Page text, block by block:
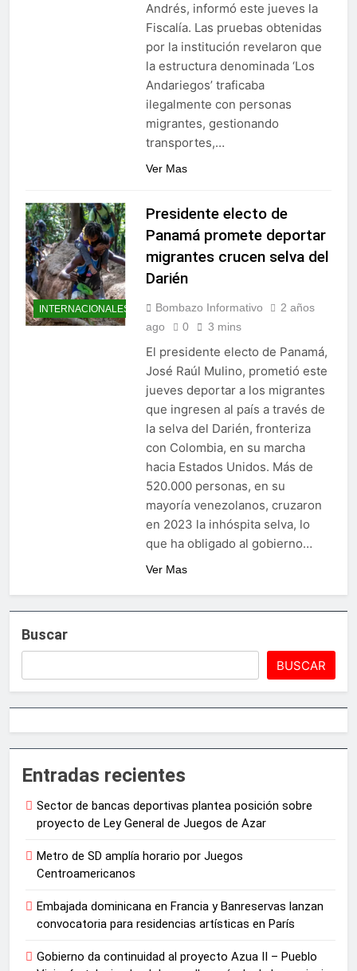
Andrés, informó este jueves la
Fiscalía. Las pruebas obtenidas
por la institución revelaron que
la estructura denominada ‘Los
Andariegos’ traficaba
ilegalmente con personas
migrantes, gestionando
transportes,…
Ver Mas
INTERNACIONALES
Presidente electo de
Panamá promete deportar
migrantes crucen selva del
Darién
Bombazo Informativo
2 años
ago
0 3 mins
El presidente electo de Panamá,
José Raúl Mulino, prometió este
jueves deportar a los migrantes
que ingresen al país a través de
la selva del Darién, fronteriza
con Colombia, en su marcha
hacia Estados Unidos. Más de
520.000 personas, en su
mayoría venezolanos, cruzaron
en 2023 la inhóspita selva, lo
que ha obligado al gobierno…
Ver Mas
Buscar
BUSCAR
Entradas recientes
Sector de bancas deportivas plantea posición sobre
proyecto de Ley General de Juegos de Azar
Metro de SD amplía horario por Juegos
Centroamericanos
Embajada dominicana en Francia y Banreservas lanzan
convocatoria para residencias artísticas en París
Gobierno da continuidad al proyecto Azua II – Pueblo